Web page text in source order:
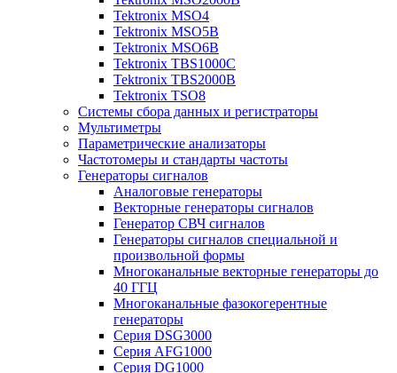
Tektronix MSO4
Tektronix MSO5B
Tektronix MSO6B
Tektronix TBS1000C
Tektronix TBS2000B
Tektronix TSO8
Системы сбора данных и регистраторы
Мультиметры
Параметрические анализаторы
Частотомеры и стандарты частоты
Генераторы сигналов
Аналоговые генераторы
Векторные генераторы сигналов
Генератор СВЧ сигналов
Генераторы сигналов специальной и
произвольной формы
Многоканальные векторные генераторы до
40 ГГЦ
Многоканальные фазокогерентные
генераторы
Серия DSG3000
Серия AFG1000
Серия DG1000